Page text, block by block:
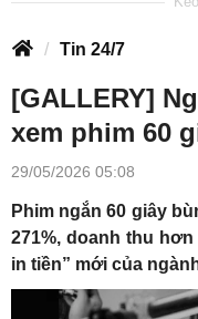
Tin 24/7
[GALLERY]
xem phim 60
29/05/2026 05:08
Phim ngắn 60 giây
271%, doanh thu
in tiền” mới của